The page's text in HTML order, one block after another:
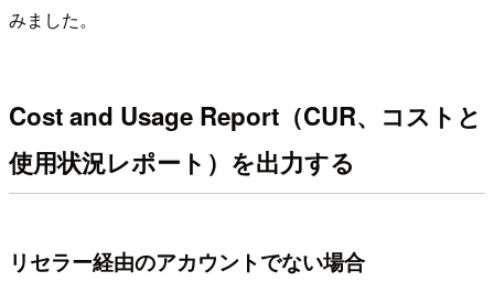
みました。
Cost and Usage Report（CUR、コストと
使用状況レポート）を出力する
リセラー経由のアカウントでない場合